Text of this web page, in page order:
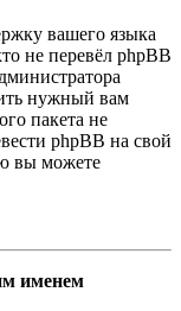
вашего языка
не перевёл phpBB
нужный вам
пакета не
phpBB на свой
вы можете
именем